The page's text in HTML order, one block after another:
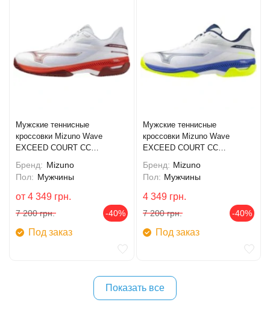
Мужские теннисные
кроссовки Mizuno Wave
EXCEED COURT CC
Бренд: Mizuno
Пол: Мужчины
от 4 349 грн.
7 200 грн. -40%
Под заказ
Мужские теннисные
кроссовки Mizuno Wave
EXCEED COURT CC
Бренд: Mizuno
Пол: Мужчины
4 349 грн.
7 200 грн. -40%
Под заказ
Показать все